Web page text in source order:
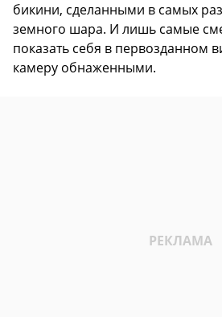
бикини, сделанными в самых
земного шара. И лишь самые
показать себя в первозданном
камеру обнаженными.